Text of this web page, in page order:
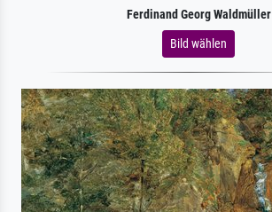
Ferdinand Georg Waldmüller
Bild wählen